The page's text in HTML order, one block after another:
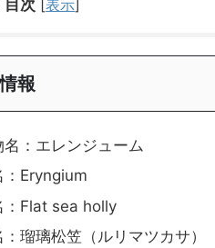
目次 [表示]
報
名：エレンジューム
：Eryngium
：Flat sea holly
瑠璃松笠（ルリマツカサ）